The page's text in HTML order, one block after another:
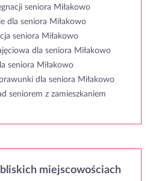
seniora Miłakowo
dla seniora Miłakowo
seniora Miłakowo
dla seniora Miłakowo
seniora Miłakowo
dla seniora Miłakowo
seniorem z zamieszkaniem
miejscowościach